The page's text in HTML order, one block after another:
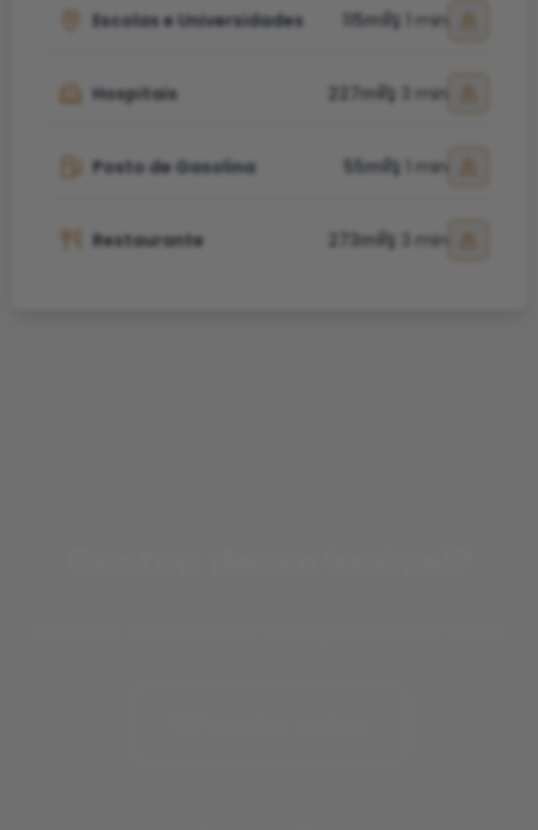
Escolas e Universidades 115m 1 min
Hospitais 227m 3 min
Posto de Gasolina 55m 1 min
Restaurante 273m 3 min